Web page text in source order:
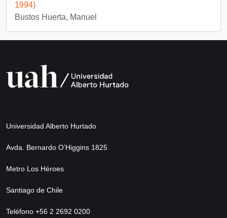
1994)
Bustos Huerta, Manuel
Universidad Alberto Hurtado
Avda. Bernardo O’Higgins 1825
Metro Los Héroes
Santiago de Chile
Teléfono +56 2 2692 0200